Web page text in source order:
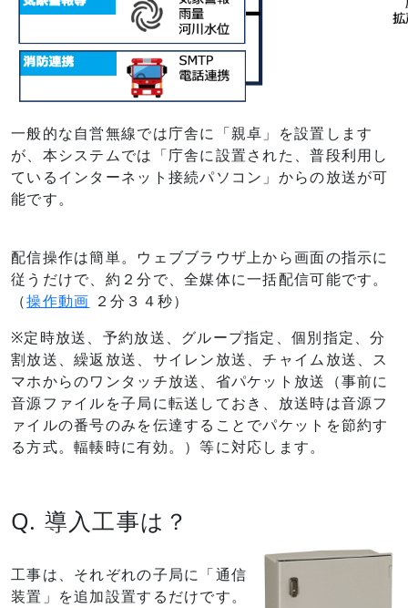
一般的な自営無線では庁舎に「親卓」を設置します
が、本システムでは「庁舎に設置された、普段利用し
ているインターネット接続パソコン」からの放送が可
能です。
配信操作は簡単。ウェブブラウザ上から画面の指示に
従うだけで、約２分で、全媒体に一括配信可能です。
（操作動画 ２分３４秒）
※定時放送、予約放送、グループ指定、個別指定、分
割放送、繰返放送、サイレン放送、チャイム放送、ス
マホからのワンタッチ放送、省パケット放送（事前に
音源ファイルを子局に転送しておき、放送時は音源フ
ァイルの番号のみを伝達することでパケットを節約す
る方式。輻輳時に有効。）等に対応します。
Q. 導入工事は？
工事は、それぞれの子局に「通信
装置」を追加設置するだけです。